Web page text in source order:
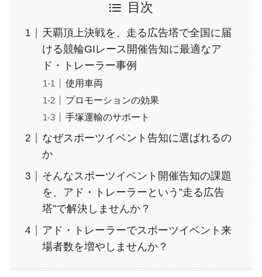
目次
天覇頂上決戦を、走る広告塔で全国に届
ける競輪GIレース開催告知に最適なア
ド・トレーラー事例
使用車両
プロモーションの効果
手塚運輸のサポート
なぜスポーツイベント告知に選ばれるの
か
そんなスポーツイベント開催告知の課題
を、アド・トレーラーという”走る広告
塔”で解決しませんか？
アド・トレーラーでスポーツイベント来
場者数を増やしませんか？